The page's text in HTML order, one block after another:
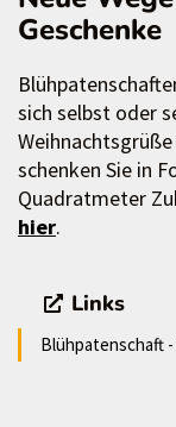
Geschenke
sich selbst oder
schenken Sie in
Quadratmeter
hier.
Links
Blühpatenschaft -